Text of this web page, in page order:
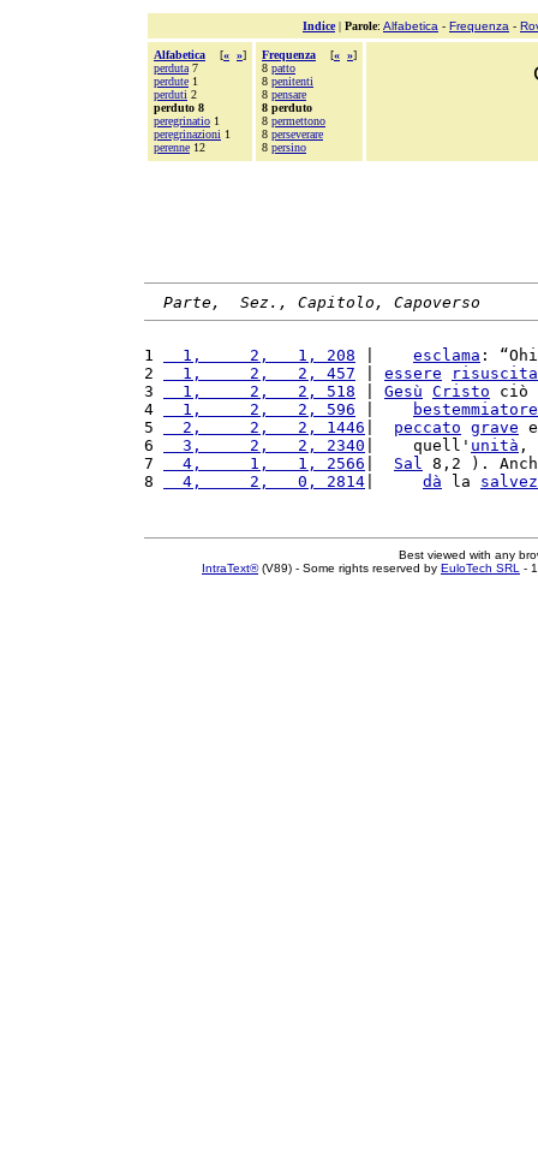
Indice| Parole: Alfabetica - Frequenza -
Alfabetica [« »]
perduta 7
perdute 1
perduti 2
perduto 8
peregrinatio 1
peregrinazioni 1
perenne 12
Frequenza [« »]
8 patto
8 penitenti
8 pensare
8 perduto
8 permettono
8 perseverare
8 persino
Parte,  Sez., Capitolo, Capoverso
1
  1,     2,   1, 208
esclama :
2
  1,     2,   2, 457
essere
3
  1,     2,   2, 518
Gesù Cristo ciò
4
  1,     2,   2, 596
bestemmiatore
5
  2,     2,   2, 1446
peccato grave
6
  3,     2,   2, 2340
|    quell' unità ,
7
  4,     1,   1, 2566
Sal 8,2 ).
8
  4,     2,   0, 2814
dà la
Best viewed with any
IntraText®(V89) - Some rights reserved by EuloTech SRL -